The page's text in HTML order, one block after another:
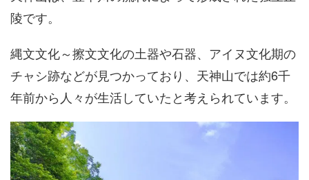
陵です。
縄文文化～擦文文化の土器や石器、アイヌ文化期の
チャシ跡などが見つかっており、天神山では約6千
年前から人々が生活していたと考えられています。